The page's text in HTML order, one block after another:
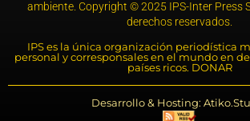
ambiente. Copyright © 2025 IPS-Inter Press
derechos reservados.
IPS es la única organización periodística
personal y corresponsales en el mundo en
países ricos. DONAR
Desarrollo & Hosting: